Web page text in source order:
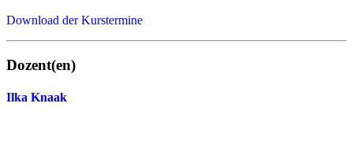
Download der Kurstermine
Dozent(en)
Ilka Knaak